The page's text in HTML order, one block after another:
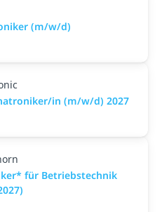
(m/w/d)
in (m/w/d) 2027
für Betriebstechnik